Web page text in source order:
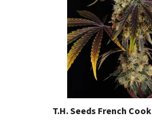
T.H. Seeds French